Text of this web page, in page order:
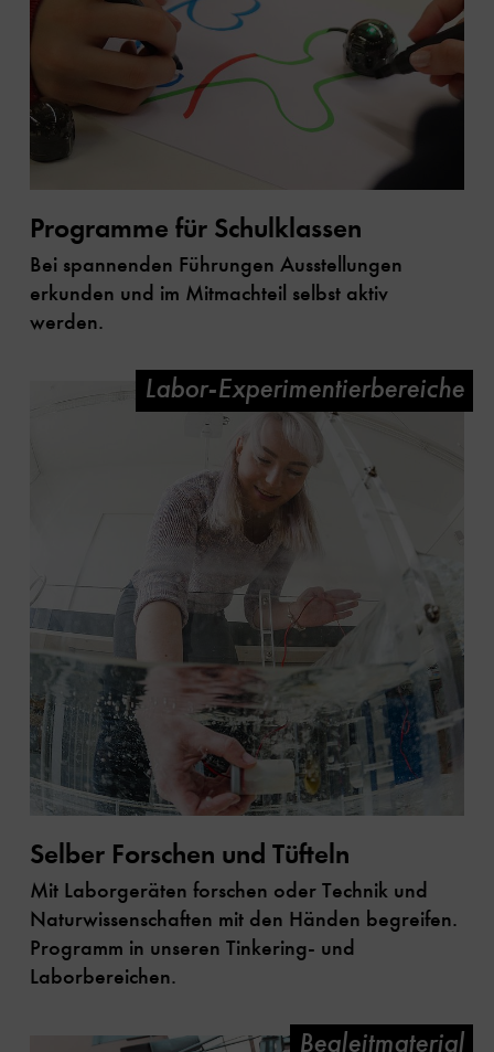
Programme für Schulklassen
Bei spannenden Führungen Ausstellungen
erkunden und im Mitmachteil selbst aktiv
werden.
Selber Forschen und Tüfteln
Mit Laborgeräten forschen oder Technik und
Naturwissenschaften mit den Händen begreifen.
Programm in unseren Tinkering- und
Laborbereichen.
Labor-Experimentierbereiche
Begleitmaterial